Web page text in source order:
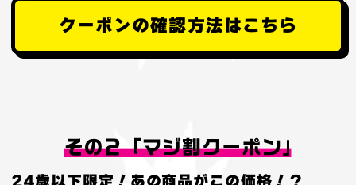
クーポンの確認方法はこちら
24歳以下限定！あの商品がこの価格！？